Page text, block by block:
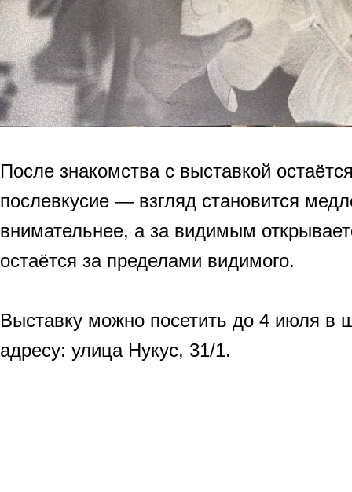
После знакомства с выставкой
послевкусие — взгляд становится
внимательнее, а за видимым
остаётся за пределами видимого.
Выставку можно посетить до 4 июля в
адресу: улица Нукус, 31/1.